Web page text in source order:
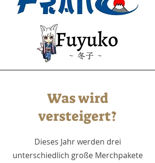
Was wird
versteigert?
Dieses Jahr werden drei
unterschiedlich große Merchpakete